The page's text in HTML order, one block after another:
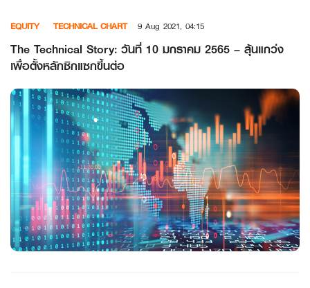
content
EQUITY TECHNICAL CHART 9 Aug 2021, 04:15
The Technical Story: วันที่ 10 มกราคม 2565 – ลุ้นแกว่ง
เพื่อตั้งหลักซิกแซกขึ้นต่อ